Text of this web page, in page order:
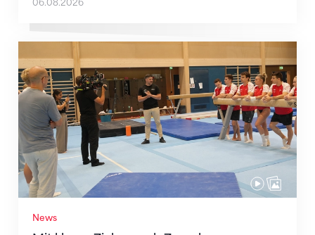
06.08.2026
News
Mit klaren Zielen nach Zagreb